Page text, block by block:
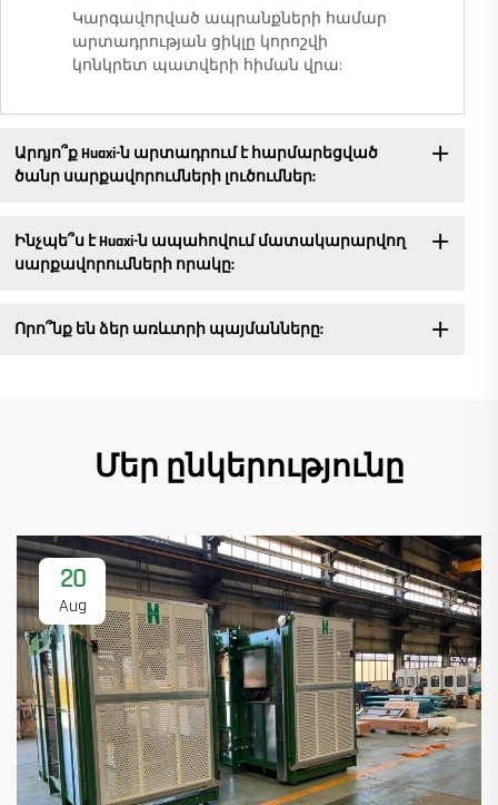
Կարգավորված ապրանքների համար
արտադրության ցիկլը կորոշվի
կոնկրետ պատվերի հիման վրա:
Արդյո՞ք Huaxi-ն արտադրում է հարմարեցված
ծանր սարքավորումների լուծումներ:
Ինչպե՞ս է Huaxi-ն ապահովում մատակարարվող
սարքավորումների որակը:
Որո՞նք են ձեր առևտրի պայմանները:
Մեր ընկերությունը
20
Aug